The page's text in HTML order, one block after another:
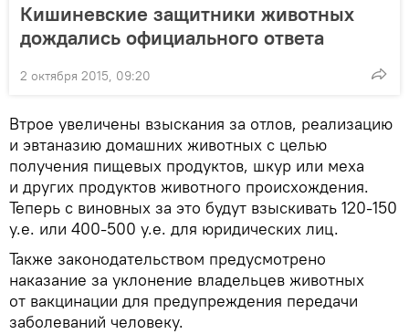
Кишиневские защитники животных
дождались официального ответа
2 октября 2015, 09:20
Втрое увеличены взыскания за отлов, реализацию
и эвтаназию домашних животных с целью
получения пищевых продуктов, шкур или меха
и других продуктов животного происхождения.
Теперь с виновных за это будут взыскивать 120-150
у.е. или 400-500 у.е. для юридических лиц.
Также законодательством предусмотрено
наказание за уклонение владельцев животных
от вакцинации для предупреждения передачи
заболеваний человеку.